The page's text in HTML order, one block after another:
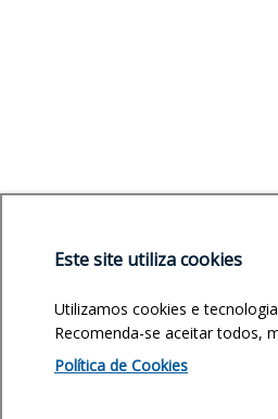
Este site utiliza cookies
Utilizamos cookies e
Recomenda-se aceitar todos,
Política de Cookies